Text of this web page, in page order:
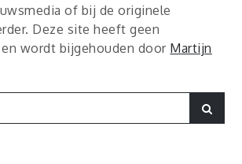
of bij de originele
Deze site heeft geen
wordt bijgehouden door Martijn